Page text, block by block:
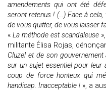
amendements qui ont été
seront retenus ! (…) Face à
de vous quitter, de vous laisser
« La méthode est scandaleuse»,
militante Élisa Rojas,
Cluzel et de son gouvernement
sur un sujet essentiel pour leur
coup de force honteux qui
handicap. Inacceptable ! », a